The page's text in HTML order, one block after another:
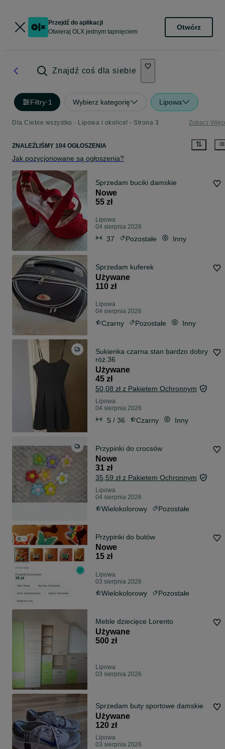
Przejdź do aplikacji
Otwieraj OLX jednym tapnięciem
Otwórz
Znajdź coś dla siebie
Filtry·1 Wybierz kategorię Lipowa
Dla Ciebie wszystko - Lipowa i okolice! - Strona 3 Zobacz
ZNALEŹLIŚMY 104 OGŁOSZENIA
Jak pozycjonowane są ogłoszenia?
Sprzedam buciki damskie
Nowe
55 zł
Lipowa
04 sierpnia 2026
37 Pozostałe Inny
Sprzedam kuferek
Używane
110 zł
Lipowa
04 sierpnia 2026
Czarny Pozostałe Inny
Sukienka czarna stan bardzo dobry
róż.36
Używane
45 zł
50,08 zł z Pakietem Ochronnym
Lipowa
04 sierpnia 2026
S / 36 Czarny Inny
Przypinki do crocsów
Nowe
31 zł
35,59 zł z Pakietem Ochronnym
Lipowa
04 sierpnia 2026
Wielokolorowy Pozostałe
Przypinki do butów
Nowe
15 zł
Lipowa
03 sierpnia 2026
Wielokolorowy Pozostałe
Meble dziecięce Lorento
Używane
500 zł
Lipowa
03 sierpnia 2026
Sprzedam buty sportowe damskie
Używane
120 zł
Lipowa
03 sierpnia 2026